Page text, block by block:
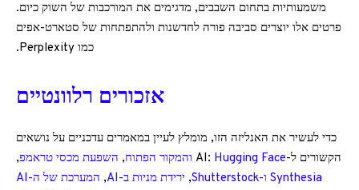
משמעותיות בתחום השבבים, מדגימים את המורכבות של השוק כיום.
פרטים אלו יוצרים סביבה פורה לחדשנות ולהתפתחות של סטארט-אפים
כמו Perplexity.
אזכורים רלוונטיים
כדי לעשיר את האנליזה הזו, מומלץ לעיין במאמרים עדכניים על נושאים
הקשורים ל-AI:Hugging Face והמקור הפתוח , השפעת מכסי טראמפ,
Synthesia ו-Shutterstock
, ירידת מניות ב-AI ,
המערכת של ה-AI